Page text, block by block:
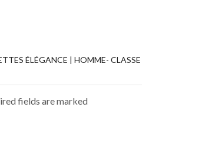
ÉLÉGANCE | HOMME- CLASSE
fields are marked